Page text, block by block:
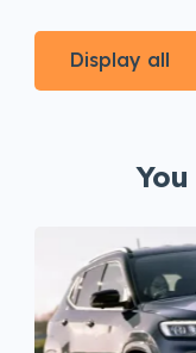
Display all